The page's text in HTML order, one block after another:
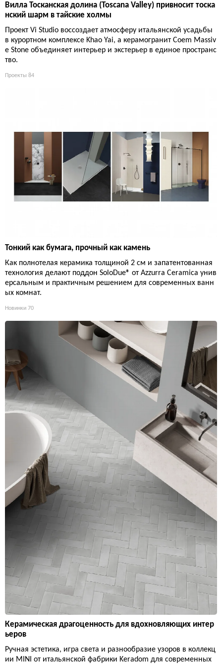
Вилла Тосканская долина (Toscana Valley) привносит тоска
нский шарм в тайские холмы
Проект Vi Studio воссоздает атмосферу итальянской усадьбы
в курортном комплексе Khao Yai, а керамогранит Coem Massiv
e Stone объединяет интерьер и экстерьер в единое пространс
тво.
Проекты 84
Тонкий как бумага, прочный как камень
Как полнотелая керамика толщиной 2 см и запатентованная
технология делают поддон SoloDue® от Azzurra Ceramica унив
ерсальным и практичным решением для современных ванн
ых комнат.
Новинки 70
Керамическая драгоценность для вдохновляющих интер
ьеров
Ручная эстетика, игра света и разнообразие узоров в коллекц
ии MINI от итальянской фабрики Keradom для современных